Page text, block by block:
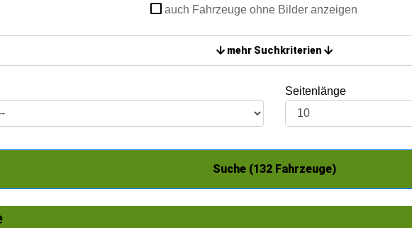
auch Fahrzeuge ohne Bilder anzeigen
mehr Suchkriterien
Seitenlänge
Suche (132 Fahrzeuge)